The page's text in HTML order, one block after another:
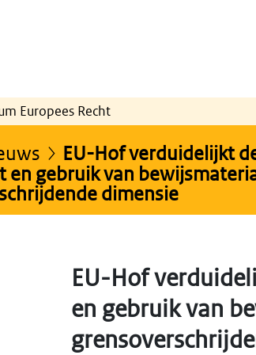
Europees Recht
EU-Hof verduidelijkt
en gebruik van
dimensie
EU-Hof
en gebruik van